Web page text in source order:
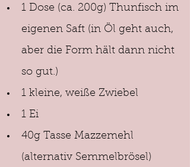
1 Dose (ca. 200g) Thunfisch im
eigenen Saft (in Öl geht auch,
aber die Form hält dann nicht
so gut.)
1 kleine, weiße Zwiebel
1 Ei
40g Tasse Mazzemehl
(alternativ Semmelbrösel)